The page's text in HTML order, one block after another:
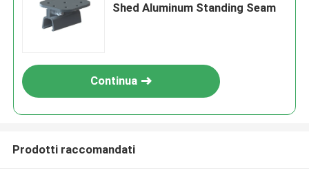
Shed Aluminum Standing Seam
Continua
Prodotti raccomandati